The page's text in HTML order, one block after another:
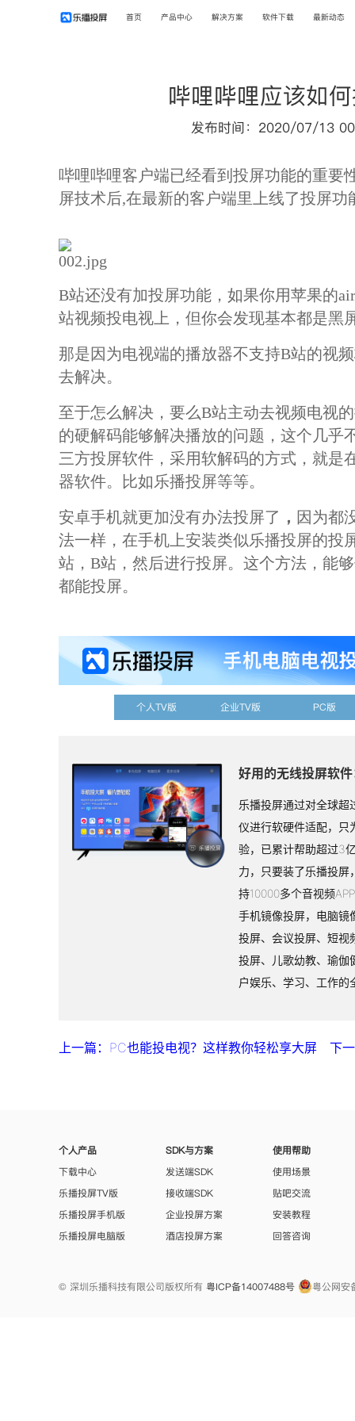
首页 产品中心 解决方案 软件下载 最新动态
哔哩哔哩应该如
发布时间：2020/07/13
哔哩哔哩客户端已经看到投屏功能的重要
屏技术后,在最新的客户端里上线了投屏功
B站还没有加投屏功能，如果你用苹果的
站视频投电视上，但你会发现基本都是黑
那是因为电视端的播放器不支持B站的视
去解决。
至于怎么解决，要么B站主动去视频电视
的硬解码能够解决播放的问题，这个几乎
三方投屏软件，采用软解码的方式，就是
器软件。比如乐播投屏等等。
安卓手机就更加没有办法投屏了 ， 因为都
法一样，在手机上安装类似乐播投屏的投
站，B站，然后进行投屏。这个方法，能
都能投屏。
个人TV版 企业TV版 PC版
好用的无线投屏软
乐播投屏通过对全球超
仪进行软硬件适配，只
验，已累计帮助超过3
力，只要装了乐播投屏
持10000多个音视频
手机镜像投屏，电脑镜
投屏、会议投屏、短视
投屏、儿歌幼教、瑜伽
户娱乐、学习、工作的
上一篇：PC也能投电视？这样教你轻松享大屏 下
个人产品
下载中心
乐播投屏TV版
乐播投屏手机版
乐播投屏电脑版
SDK与方案
发送端SDK
接收端SDK
企业投屏方案
酒店投屏方案
使用帮助
使用场景
贴吧交流
安装教程
回答咨询
© 深圳乐播科技有限公司版权所有 粤ICP备14007488号 粤公网安